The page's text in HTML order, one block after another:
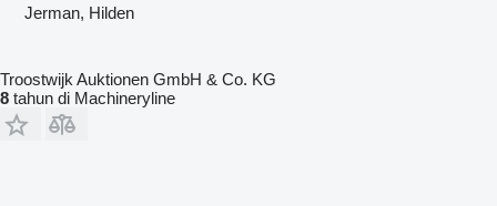
Jerman, Hilden
Troostwijk Auktionen GmbH & Co. KG
8 tahun di Machineryline